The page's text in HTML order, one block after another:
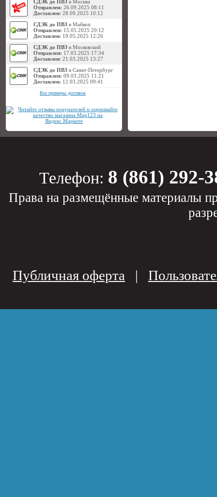
СДЭК до ПВЗ в Москва
Отправлен: 26.09.2025 08:11
Доставлен: 28.09.2025 10:12
СДЭК до ПВЗ в Майкоп
Отправлен: 15.05.2025 20:12
Доставлен: 19.05.2025 12:26
СДЭК до ПВЗ в Московский
Отправлен: 17.03.2025 17:34
Доставлен: 21.03.2025 13:27
СДЭК до ПВЗ в Санкт-Петербург
Отправлен: 09.03.2025 11:21
Доставлен: 12.03.2025 09:41
Все примеры доставок
Телефон: 8 (861) 292-
Права на размещённые материалы
Публичная оферта |